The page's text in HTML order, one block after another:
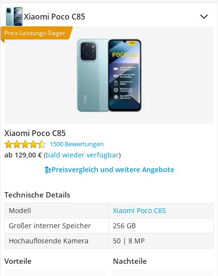
Xiaomi Poco C85
Preis-Leistungs-Sieger
Xiaomi Poco C85
1500 Bewertungen
ab 129,00 € ( Bald wieder verfügbar)
Preisvergleich und weitere Angebote
Technische Details
Modell
Xiaomi Poco C85
Großer interner Speicher
256 GB
Hochauflösende Kamera
50 | 8 MP
Vorteile Nachteile